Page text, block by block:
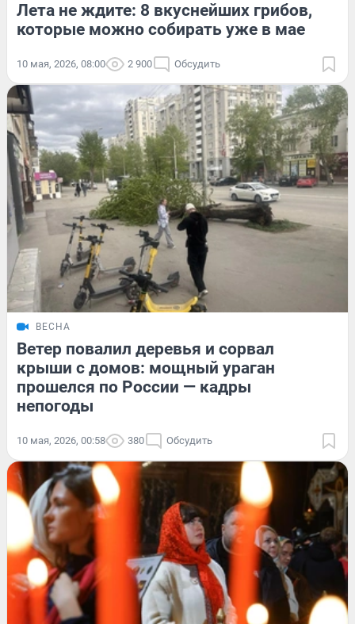
Лета не ждите: 8 вкуснейших грибов,
которые можно собирать уже в мае
10 мая, 2026, 08:00 2 900 Обсудить
ВЕСНА
Ветер повалил деревья и сорвал
крыши с домов: мощный ураган
прошелся по России — кадры
непогоды
10 мая, 2026, 00:58 380 Обсудить